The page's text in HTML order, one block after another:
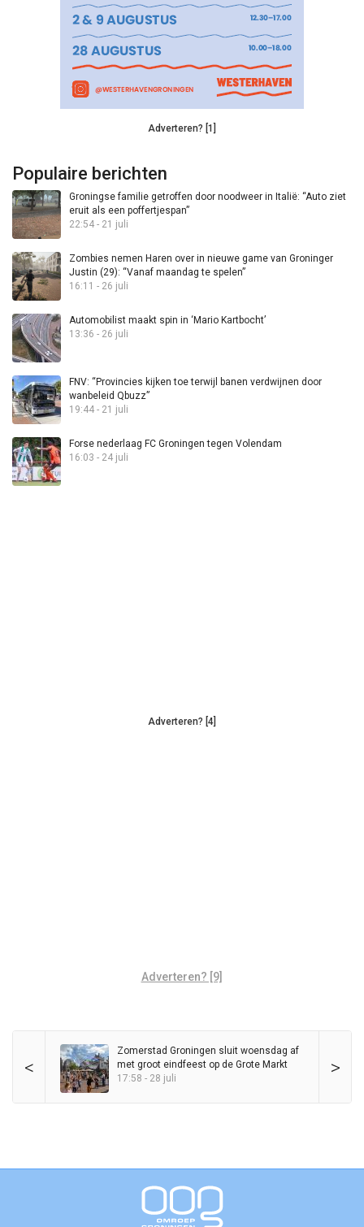
Adverteren? [1]
Populaire berichten
Groningse familie getroffen door noodweer in Italië: “Auto ziet
eruit als een poffertjespan”
22:54 - 21 juli
Zombies nemen Haren over in nieuwe game van Groninger
Justin (29): “Vanaf maandag te spelen”
16:11 - 26 juli
Automobilist maakt spin in ‘Mario Kartbocht’
13:36 - 26 juli
FNV: “Provincies kijken toe terwijl banen verdwijnen door
wanbeleid Qbuzz”
19:44 - 21 juli
Forse nederlaag FC Groningen tegen Volendam
16:03 - 24 juli
Adverteren? [4]
Adverteren? [9]
< >
Zomerstad Groningen sluit woensdag af
met groot eindfeest op de Grote Markt
17:58 - 28 juli